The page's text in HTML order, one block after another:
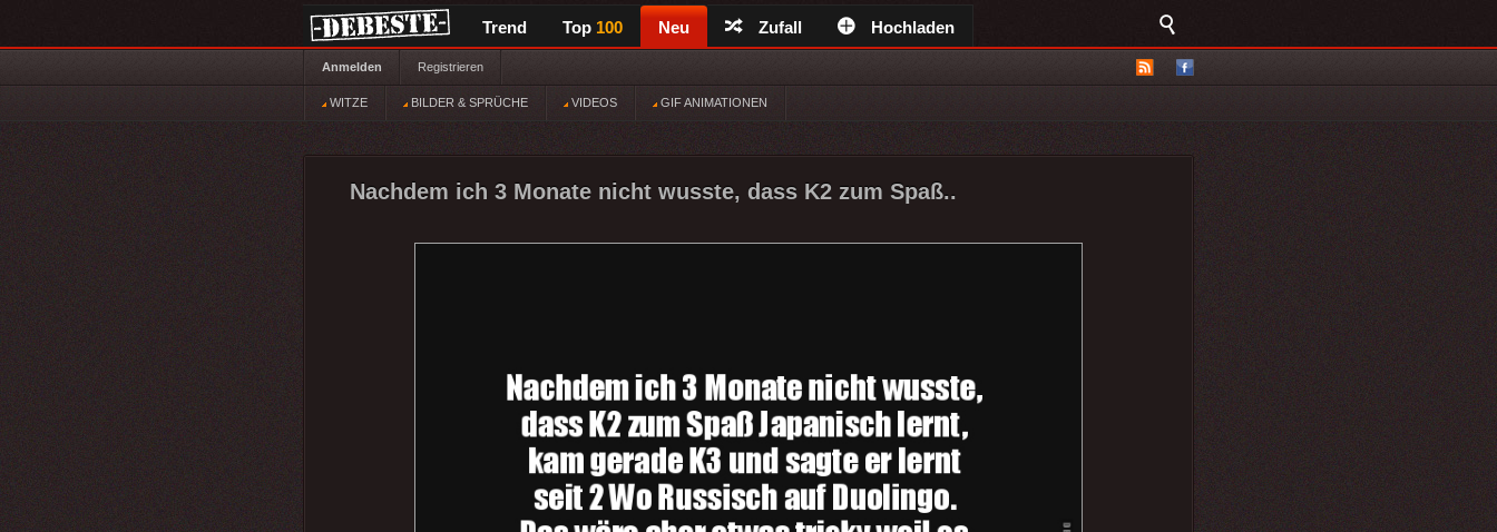
Trend Top 100 Neu Zufall Hochladen
Anmelden Registrieren
WITZE BILDER & SPRÜCHE VIDEOS GIF ANIMATIONEN
Nachdem ich 3 Monate nicht wusste, dass K2 zum Spaß..